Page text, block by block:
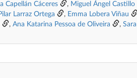
Capellán Cáceres , Miguel Ángel Castillo
Larraz Ortega , Emma Lobera Viñau
, Ana Katarina Pessoa de Oliveira ,